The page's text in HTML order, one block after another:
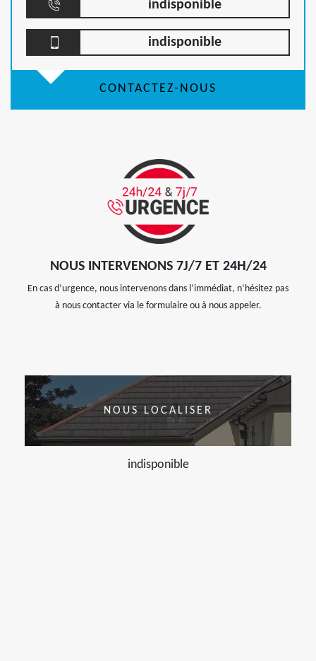
indisponible
indisponible
CONTACTEZ-NOUS
NOUS INTERVENONS 7J/7 ET 24H/24
En cas d’urgence, nous intervenons dans l’immédiat, n’hésitez pas
à nous contacter via le formulaire ou à nous appeler.
NOUS LOCALISER
indisponible